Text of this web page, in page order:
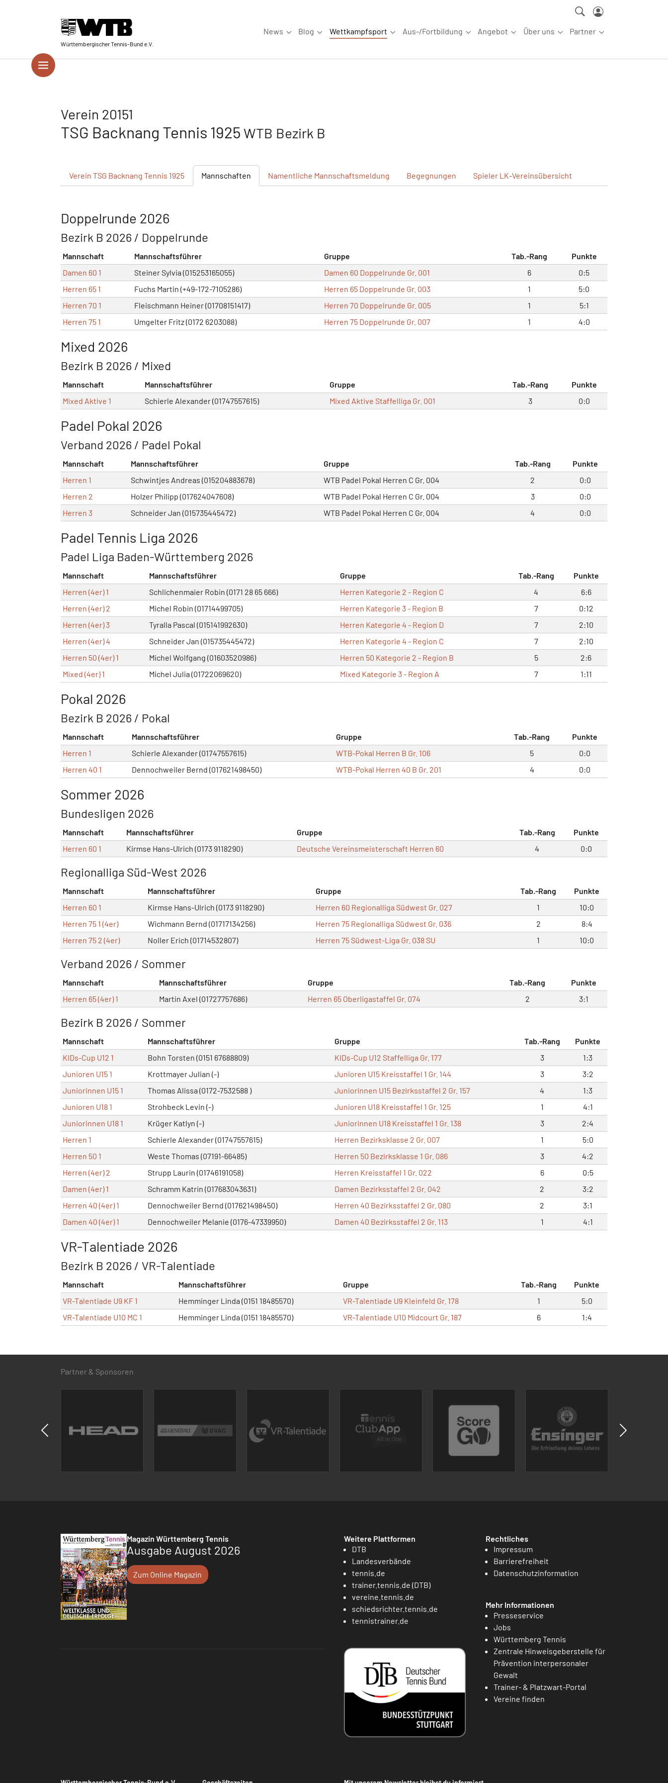
Württembergischer Tennis-Bund e.V.
News
Submenu for "News"
Blog
Submenu for "Blog"
Wettkampfsport
Submenu for "Wettkampfsport"
Aus-/Fortbildung
Submenu for "Aus-/Fortbildung"
Angebot
Submenu for "Angebot"
Über uns
Submenu for "Über uns"
Partner
Submenu for
Verein 20151
TSG Backnang Tennis 1925 WTB Bezirk B
Verein TSG Backnang Tennis 1925 Mannschaften Namentliche Mannschaftsmeldung Begegnungen Spieler LK-Vereinsübersicht
Doppelrunde 2026
Bezirk B 2026 / Doppelrunde
Mannschaft Mannschaftsführer Gruppe Tab.-Rang
Punkte
Damen 60 1
Steiner Sylvia (015253165055) Damen 60 Doppelrunde Gr. 001 6
0:5
Herren 65 1
Fuchs Martin (+49-172-7105286) Herren 65 Doppelrunde Gr. 003 1
5:0
Herren 70 1
Fleischmann Heiner (01708151417) Herren 70 Doppelrunde Gr. 005 1
5:1
Herren 75 1
Umgelter Fritz (0172 6203088) Herren 75 Doppelrunde Gr. 007 1 4:0
Mixed 2026
Bezirk B 2026 / Mixed
Mannschaft Mannschaftsführer Gruppe Tab.-Rang
Punkte
Mixed Aktive 1
Schierle Alexander (01747557615) Mixed Aktive Staffelliga Gr. 001 3 0:0
Padel Pokal 2026
Verband 2026 / Padel Pokal
Mannschaft Mannschaftsführer Gruppe Tab.-Rang
Punkte
Herren 1
Schwintjes Andreas (015204883678) WTB Padel Pokal Herren C Gr. 004 2
0:0
Herren 2
Holzer Philipp (017624047608) WTB Padel Pokal Herren C Gr. 004 3
0:0
Herren 3
Schneider Jan (015735445472) WTB Padel Pokal Herren C Gr. 004 4 0:0
Padel Tennis Liga 2026
Padel Liga Baden-Württemberg 2026
Mannschaft Mannschaftsführer Gruppe Tab.-Rang
Punkte
Herren (4er) 1
Schlichenmaier Robin (0171 28 65 666) Herren Kategorie 2 - Region C 4
6:6
Herren (4er) 2
Michel Robin (01714499705) Herren Kategorie 3 - Region B 7
0:12
Herren (4er) 3
Tyralla Pascal (015141992630) Herren Kategorie 4 - Region D 7
2:10
Herren (4er) 4
Schneider Jan (015735445472) Herren Kategorie 4 - Region C 7
2:10
Herren 50 (4er) 1
Michel Wolfgang (01603520986) Herren 50 Kategorie 2 - Region B 5
2:6
Mixed (4er) 1
Michel Julia (01722069620) Mixed Kategorie 3 - Region A 7 1:11
Pokal 2026
Bezirk B 2026 / Pokal
Mannschaft Mannschaftsführer Gruppe Tab.-Rang
Punkte
Herren 1
Schierle Alexander (01747557615) WTB-Pokal Herren B Gr. 106 5
0:0
Herren 40 1
Dennochweiler Bernd (017621498450) WTB-Pokal Herren 40 B Gr. 201 4 0:0
Sommer 2026
Bundesligen 2026
Mannschaft Mannschaftsführer Gruppe Tab.-Rang
Punkte
Herren 60 1
Kirmse Hans-Ulrich (0173 9118290) Deutsche Vereinsmeisterschaft Herren 60 4 0:0
Regionalliga Süd-West 2026
Mannschaft Mannschaftsführer Gruppe Tab.-Rang
Punkte
Herren 60 1
Kirmse Hans-Ulrich (0173 9118290) Herren 60 Regionalliga Südwest Gr. 027 1
10:0
Herren 75 1 (4er)
Wichmann Bernd (01717134256) Herren 75 Regionalliga Südwest Gr. 036 2
8:4
Herren 75 2 (4er)
Noller Erich (01714532807) Herren 75 Südwest-Liga Gr. 038 SU 1 10:0
Verband 2026 / Sommer
Mannschaft Mannschaftsführer Gruppe Tab.-Rang
Punkte
Herren 65 (4er) 1
Martin Axel (01727757686) Herren 65 Oberligastaffel Gr. 074 2 3:1
Bezirk B 2026 / Sommer
Mannschaft Mannschaftsführer Gruppe Tab.-Rang
Punkte
KIDs-Cup U12 1
Bohn Torsten (0151 67688809) KIDs-Cup U12 Staffelliga Gr. 177 3
1:3
Junioren U15 1
Krottmayer Julian (-) Junioren U15 Kreisstaffel 1 Gr. 144 3
3:2
Juniorinnen U15 1
Thomas Alissa (0172-7532588 ) Juniorinnen U15 Bezirksstaffel 2 Gr. 157 4
1:3
Junioren U18 1
Strohbeck Levin (-) Junioren U18 Kreisstaffel 1 Gr. 125 1
4:1
Juniorinnen U18 1
Krüger Katlyn (-) Juniorinnen U18 Kreisstaffel 1 Gr. 138 3
2:4
Herren 1
Schierle Alexander (01747557615) Herren Bezirksklasse 2 Gr. 007 1
5:0
Herren 50 1
Weste Thomas (07191-66485) Herren 50 Bezirksklasse 1 Gr. 086 3
4:2
Herren (4er) 2
Strupp Laurin (01746191058) Herren Kreisstaffel 1 Gr. 022 6
0:5
Damen (4er) 1
Schramm Katrin (017683043631) Damen Bezirksstaffel 2 Gr. 042 2
3:2
Herren 40 (4er) 1
Dennochweiler Bernd (017621498450) Herren 40 Bezirksstaffel 2 Gr. 080 2
3:1
Damen 40 (4er) 1
Dennochweiler Melanie (0176-47339950) Damen 40 Bezirksstaffel 2 Gr. 113 1 4:1
VR-Talentiade 2026
Bezirk B 2026 / VR-Talentiade
Mannschaft Mannschaftsführer Gruppe Tab.-Rang
Punkte
VR-Talentiade U9 KF 1
Hemminger Linda (0151 18485570) VR-Talentiade U9 Kleinfeld Gr. 178 1
5:0
VR-Talentiade U10 MC 1
Hemminger Linda (0151 18485570) VR-Talentiade U10 Midcourt Gr. 187 6 1:4
Partner & Sponsoren
Magazin Württemberg Tennis
Ausgabe August 2026
Zum Online Magazin
Weitere Plattformen
DTB
Landesverbände
tennis.de
trainer.tennis.de (DTB)
vereine.tennis.de
schiedsrichter.tennis.de
tennistrainer.de
Rechtliches
Impressum
Barrierefreiheit
Datenschutzinformation
Mehr Informationen
Presseservice
Jobs
Württemberg Tennis
Zentrale Hinweisgeberstelle für
Prävention interpersonaler
Gewalt
Trainer- & Platzwart-Portal
Vereine finden